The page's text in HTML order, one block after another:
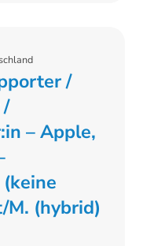
/
/
– Apple,
(hybrid)